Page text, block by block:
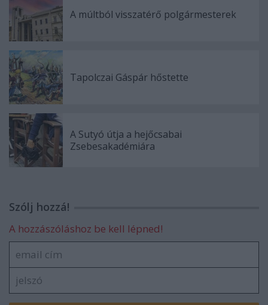
A múltból visszatérő polgármesterek
Tapolczai Gáspár hőstette
A Sutyó útja a hejőcsabai
Zsebesakadémiára
Szólj hozzá!
A hozzászóláshoz be kell lépned!